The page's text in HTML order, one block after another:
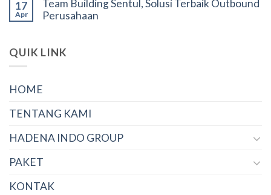
17
Apr
Team Building Sentul, Solusi Terbaik Outbound
Perusahaan
QUIK LINK
HOME
TENTANG KAMI
HADENA INDO GROUP
PAKET
KONTAK